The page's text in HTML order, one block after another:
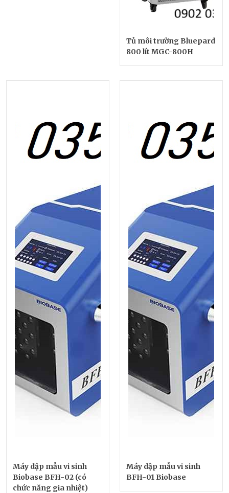
Tủ môi trường Bluepard
800 lít MGC-800H
Máy dập mẫu vi sinh
Biobase BFH-02 (có
chức năng gia nhiệt)
Máy dập mẫu vi sinh
BFH-01 Biobase